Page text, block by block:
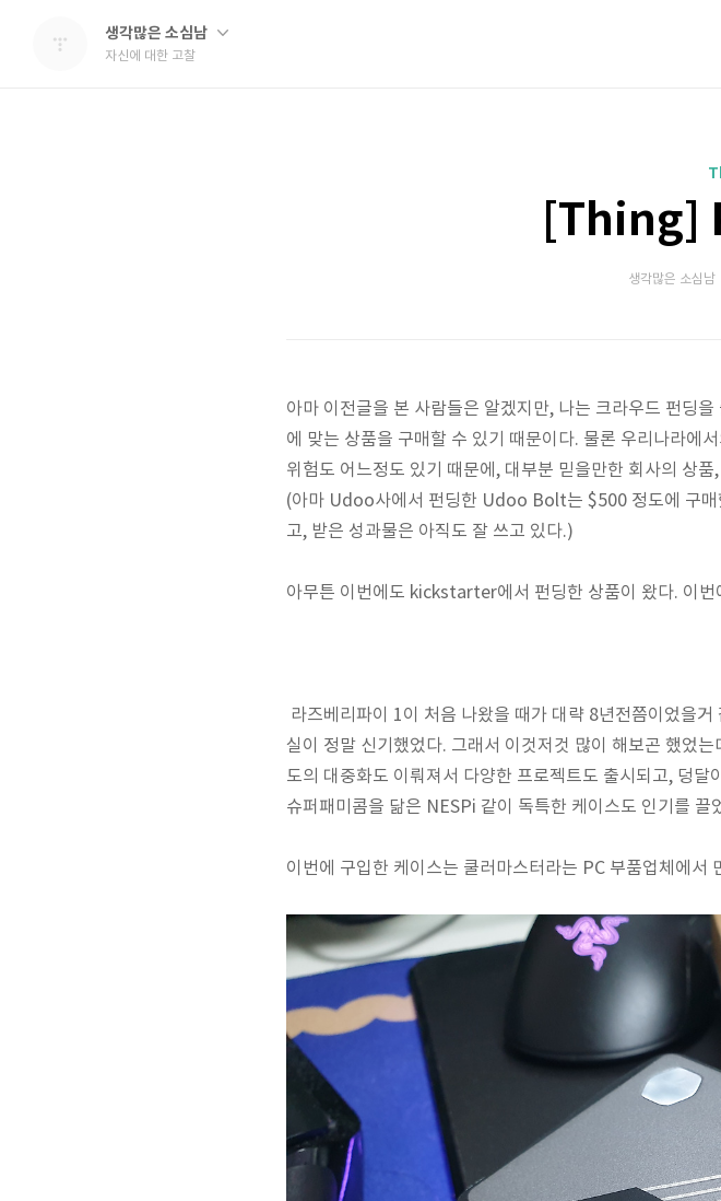
생각많은 소심남
자신에 대한 고찰
[Thing]
생각많은 소심남
아마 이전글을 본 사람들은 알겠지만, 나는 크라우드 펀딩
에 맞는 상품을 구매할 수 있기 때문이다. 물론 우리나라에
위험도 어느정도 있기 때문에, 대부분 믿을만한 회사의 상
(아마 Udoo사에서 펀딩한 Udoo Bolt는 $500 정도에 구매
고, 받은 성과물은 아직도 잘 쓰고 있다.)
아무튼 이번에도 kickstarter에서 펀딩한 상품이 왔다. 이
라즈베리파이 1이 처음 나왔을 때가 대략 8년전쯤이었을
실이 정말 신기했었다. 그래서 이것저것 많이 해보곤 했었
도의 대중화도 이뤄져서 다양한 프로젝트도 출시되고, 덩
슈퍼패미콤을 닮은 NESPi 같이 독특한 케이스도 인기를 끌
이번에 구입한 케이스는 쿨러마스터라는 PC 부품업체에